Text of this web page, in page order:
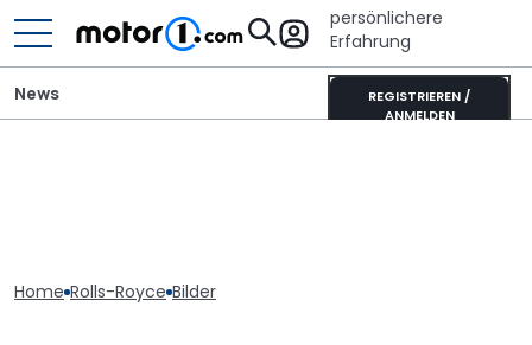
persönlichere
Erfahrung
REGISTRIEREN /
ANMELDEN
News
Home Rolls-Royce Bilder